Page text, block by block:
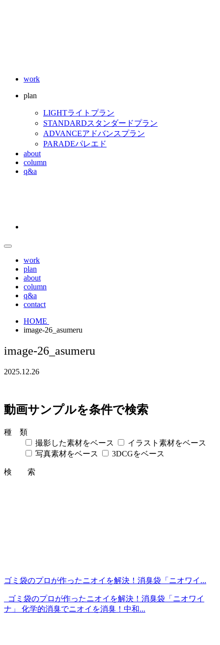
work
plan
LIGHTライトプラン
STANDARDスタンダードプラン
ADVANCEアドバンスプラン
PARADEパレエド
about
column
q&a
work
plan
about
column
q&a
contact
HOME
image-26_asumeru
image-26_asumeru
2025.12.26
動画サンプルを条件で検索
種 類
撮影した素材をベース
イラスト素材をベース
写真素材をベース
3DCGをベース
検 索
ゴミ袋のプロが作ったニオイを解決！消臭袋「ニオワイ...
ゴミ袋のプロが作ったニオイを解決！消臭袋「ニオワイ
ナ」 化学的消臭でニオイを消臭！中和...